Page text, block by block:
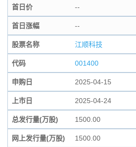
首日价 --
首日涨幅 --
股票名称 江顺科技
代码 001400
申购日 2025-04-15
上市日 2025-04-24
总发行量(万股) 1500.00
网上发行量(万股) 1500.00